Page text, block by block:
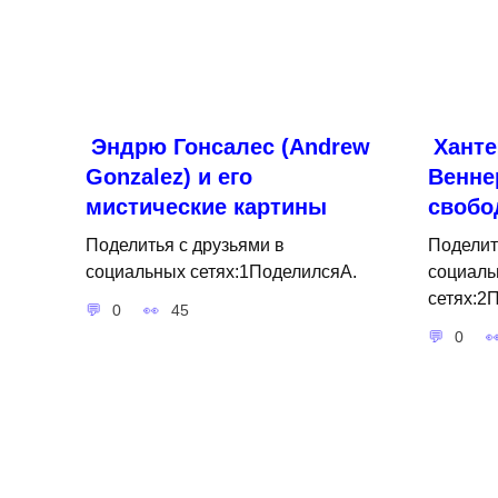
Эндрю Гонсалес (Andrew
Gonzalez) и его
мистические картины
Поделитья с друзьями в
социальных сетях:1ПоделилсяA.
0 45
0